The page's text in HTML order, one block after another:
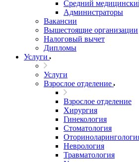
Средний
Администраторы
Вакансии
Вышестоящие организации
Налоговый вычет
Дипломы
Услуги
Услуги
Взрослое отделение
Взрослое отделение
Хирургия
Гинекология
Стоматология
Неврология
Травматология